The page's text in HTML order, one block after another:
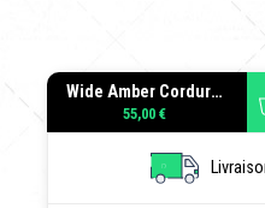
Wide Amber Corduroy
55,00 €